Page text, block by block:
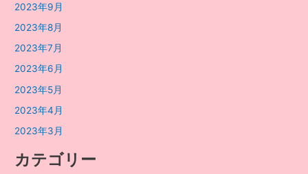
2023年9月
2023年8月
2023年7月
2023年6月
2023年5月
2023年4月
2023年3月
カテゴリー